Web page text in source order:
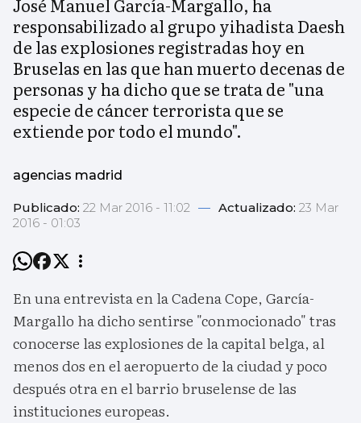
José Manuel García-Margallo, ha
responsabilizado al grupo yihadista Daesh
de las explosiones registradas hoy en
Bruselas en las que han muerto decenas de
personas y ha dicho que se trata de "una
especie de cáncer terrorista que se
extiende por todo el mundo".
agencias madrid
Publicado: 22 Mar 2016 - 11:02 — Actualizado: 23 Mar
2016 - 01:03
En una entrevista en la Cadena Cope, García-
Margallo ha dicho sentirse "conmocionado" tras
conocerse las explosiones de la capital belga, al
menos dos en el aeropuerto de la ciudad y poco
después otra en el barrio bruselense de las
instituciones europeas.